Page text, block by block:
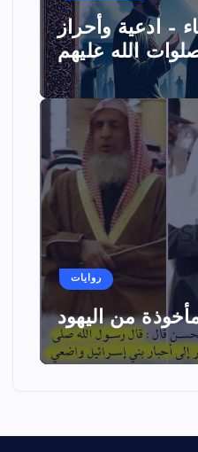
– ادعية وأحراز
الله عليهم
روايات
من اليهود